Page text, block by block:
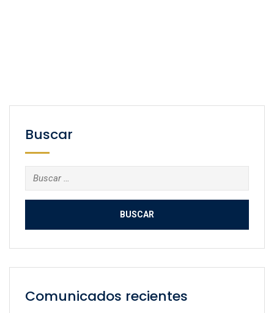
Buscar
Buscar:
Comunicados recientes